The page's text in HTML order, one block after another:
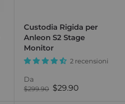
Custodia Rigida per
Anleon S2 Stage
Monitor
2 recensioni
Da
Prezzo
$299.90 Prezzo
$29.90